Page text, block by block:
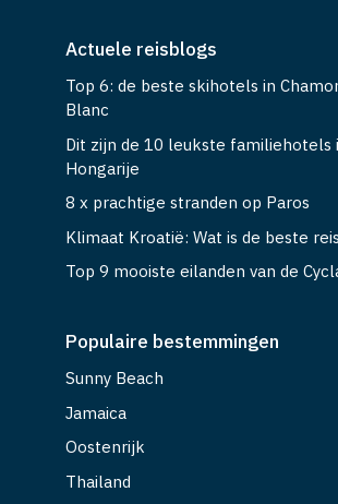
Actuele reisblogs
Top 6: de beste skihotels in
Blanc
Dit zijn de 10 leukste familiehotels
Hongarije
8 x prachtige stranden op Paros
Klimaat Kroatië: Wat is de beste
Top 9 mooiste eilanden van de
Populaire bestemmingen
Sunny Beach
Jamaica
Oostenrijk
Thailand